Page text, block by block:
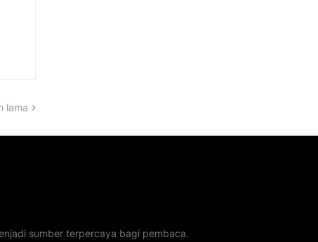
lama
sumber terpercaya bagi pembaca.